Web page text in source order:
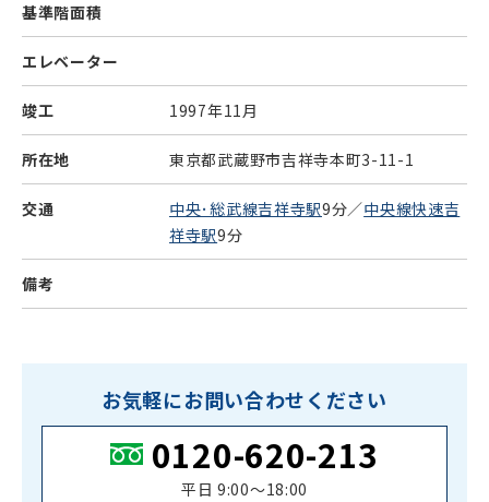
基準階面積
エレベーター
竣工 1997年11月
所在地 東京都武蔵野市吉祥寺本町3-11-1
交通 中央･総武線吉祥寺駅9分／中央線快速吉
祥寺駅9分
備考
お気軽にお問い合わせください
0120-620-213
平日 9:00〜18:00